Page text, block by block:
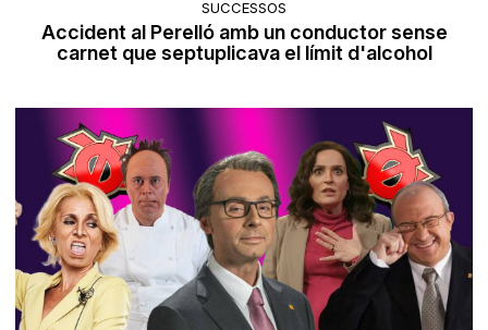
SUCCESSOS
Accident al Perelló amb un conductor sense
carnet que septuplicava el límit d'alcohol